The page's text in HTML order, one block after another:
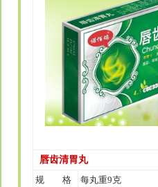
唇齿清胃丸
规 格
每丸重9克